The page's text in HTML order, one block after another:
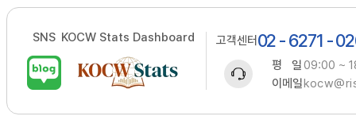
SNS KOCW Stats Dashboard 고객센터 02 - 6271 -
평 일09:00 ~
이메일